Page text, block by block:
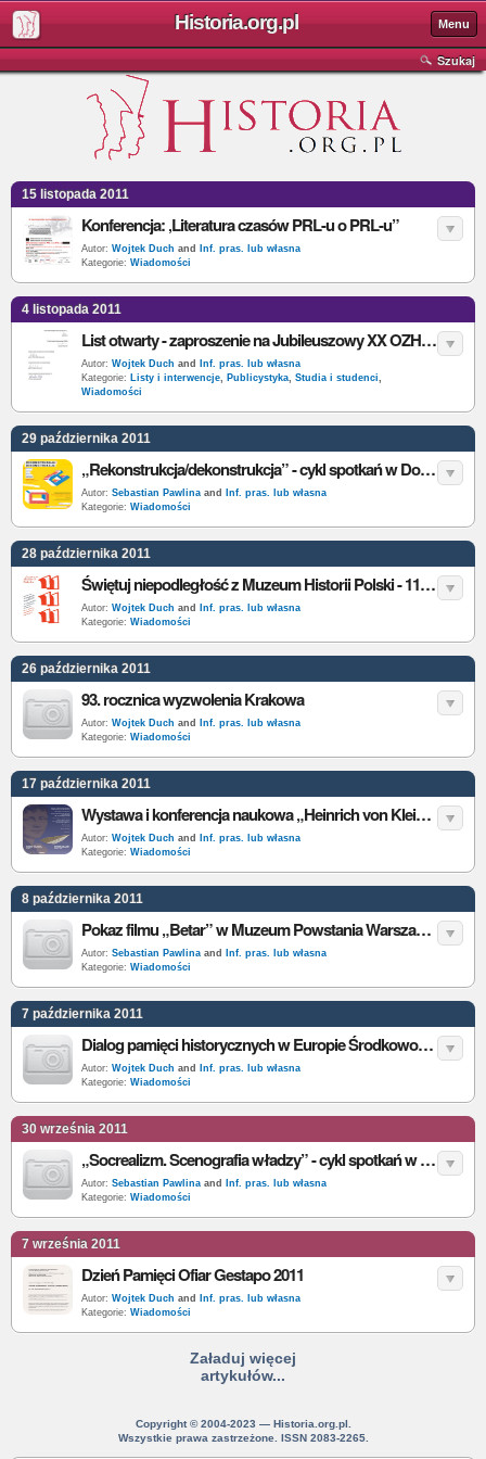
Historia.org.pl Menu
Szukaj
15 listopada 2011
Konferencja: ‚Literatura czasów PRL-u o PRL-u”
Autor: Wojtek Duch and
Inf. pras. lub własna
Kategorie: Wiadomości
4 listopada 2011
List otwarty - zaproszenie na Jubileuszowy XX OZHS do Katowic
Autor: Wojtek Duch and
Inf. pras. lub własna
Kategorie: Listy i interwencje, Publicystyka, Studia i studenci,
Wiadomości
29 października 2011
„Rekonstrukcja/dekonstrukcja” - cykl spotkań w Domu Spotkań z Historią
Autor: Sebastian Pawlina and
Inf. pras. lub własna
Kategorie: Wiadomości
28 października 2011
Świętuj niepodległość z Muzeum Historii Polski - 11.11.11
Autor: Wojtek Duch and
Inf. pras. lub własna
Kategorie: Wiadomości
26 października 2011
93. rocznica wyzwolenia Krakowa
Autor: Wojtek Duch and
Inf. pras. lub własna
Kategorie: Wiadomości
17 października 2011
Wystawa i konferencja naukowa „Heinrich von Kleist i kultura epistolarna epoki”
Autor: Wojtek Duch and
Inf. pras. lub własna
Kategorie: Wiadomości
8 października 2011
Pokaz filmu „Betar” w Muzeum Powstania Warszawskiego
Autor: Sebastian Pawlina and
Inf. pras. lub własna
Kategorie: Wiadomości
7 października 2011
Dialog pamięci historycznych w Europie Środkowo-Wschodniej
Autor: Wojtek Duch and
Inf. pras. lub własna
Kategorie: Wiadomości
30 września 2011
„Socrealizm. Scenografia władzy” - cykl spotkań w DSH
Autor: Sebastian Pawlina and
Inf. pras. lub własna
Kategorie: Wiadomości
7 września 2011
Dzień Pamięci Ofiar Gestapo 2011
Autor: Wojtek Duch and
Inf. pras. lub własna
Kategorie: Wiadomości
Załaduj więcej
artykułów...
Copyright © 2004-2023 — Historia.org.pl.
Wszystkie prawa zastrzeżone. ISSN 2083-2265.